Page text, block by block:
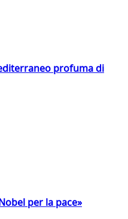
profuma di
per la pace»